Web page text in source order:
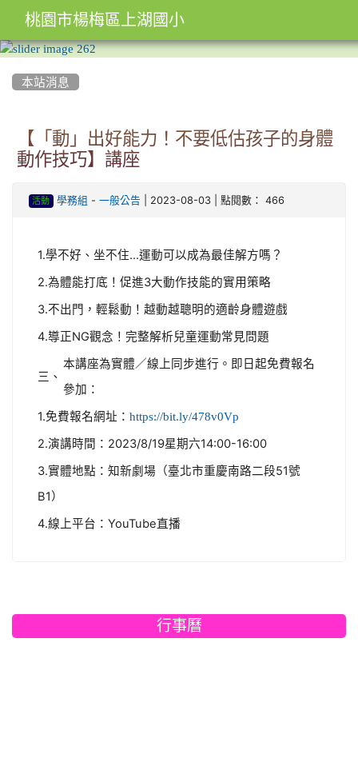
本站消息
【「動」出好能力！不要低估孩子的身體
動作技巧】講座
活動 學務組 - 一般公告 | 2023-08-03 | 點閱數： 466
1.學不好、坐不住…運動可以成為最佳解方嗎？
2.為體能打底！促進3大動作技能的實用策略
3.不出門，輕鬆動！越動越聰明的適齡身體遊戲
4.導正NG觀念！完整解析兒童運動常見問題
三、
本講座為實體／線上同步進行。即日起免費報名
參加：
1.免費報名網址： https://bit.ly/478v0Vp
2.演講時間：2023/8/19星期六14:00-16:00
3.實體地點：知新劇場（臺北市重慶南路二段51號
B1）
4.線上平台：YouTube直播
行事曆
桃園市楊梅區上湖國小